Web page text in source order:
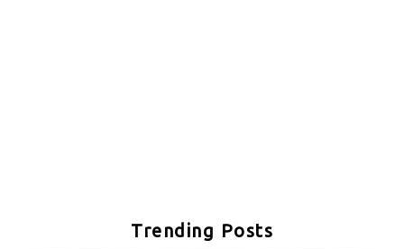
Trending Posts